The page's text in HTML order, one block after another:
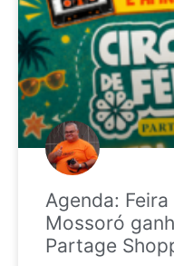
Agenda:
Mossoró
Partage